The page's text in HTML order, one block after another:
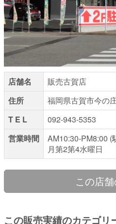
店舗名
販売古賀店
住所
福岡県古賀市今の
T E L
092-943-5353
営業時間
AM10:30-
月第2第4水曜日
この店
この販売実績のカテゴリ